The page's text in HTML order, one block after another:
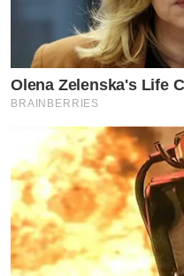
Olena Zelenska's Life
BRAINBERRIES